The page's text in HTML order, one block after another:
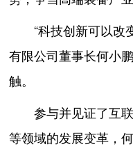
“科技创新可以改变
有限公司董事长何小
触。
参与并见证了互联
等领域的发展变革，